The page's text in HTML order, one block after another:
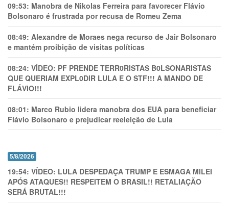
09:53: Manobra de Nikolas Ferreira para favorecer Flávio
Bolsonaro é frustrada por recusa de Romeu Zema
08:49: Alexandre de Moraes nega recurso de Jair Bolsonaro
e mantém proibição de visitas políticas
08:24: VÍDEO: PF PRENDE TERR0RlSTAS B0LSONARlSTAS
QUE QUERIAM EXPL0DlR LULA E O STF!!! A MANDO DE
FLÁVIO!!!
08:01: Marco Rubio lidera manobra dos EUA para beneficiar
Flávio Bolsonaro e prejudicar reeleição de Lula
5/8/2026
19:54: VÍDEO: LULA DESPEDAÇA TRUMP E ESMAGA MILEI
APÓS ATAQUES!! RESPEITEM O BRASIL!! RETALIAÇÃO
SERÁ BRUTAL!!!